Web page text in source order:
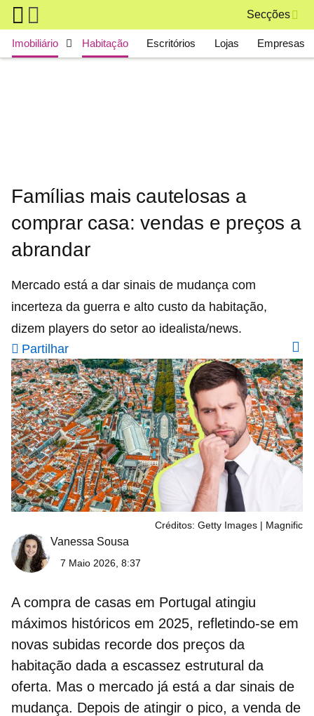
Skip to main content
Secções
Main navigation
Imobiliário Habitação Escritórios Lojas Empresas
Famílias mais cautelosas a
comprar casa: vendas e preços a
abrandar
Mercado está a dar sinais de mudança com
incerteza da guerra e alto custo da habitação,
dizem players do setor ao idealista/news.
Partilhar
Créditos: Getty Images | Magnific
Vanessa Sousa
7 Maio 2026, 8:37
A compra de casas em Portugal atingiu
máximos históricos em 2025, refletindo-se em
novas subidas recorde dos preços da
habitação dada a escassez estrutural da
oferta. Mas o mercado já está a dar sinais de
mudança. Depois de atingir o pico, a venda de